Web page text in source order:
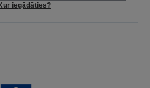
iegādāties?